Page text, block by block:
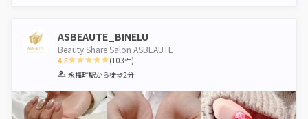
ASBEAUTE_BINELU
Beauty Share Salon ASBEAUTE
4.8
1 2 3 4 5
(103件)
永福町駅から徒歩2分